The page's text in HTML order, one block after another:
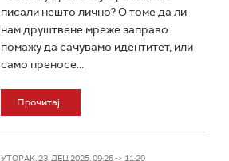
писали нешто лично? O томе да ли
нам друштвене мреже заправо
помажу да сачувамо идентитет, или
само преносе...
Прочитај
УТОРАК, 23. ДЕЦ 2025, 09:26 -> 11:29